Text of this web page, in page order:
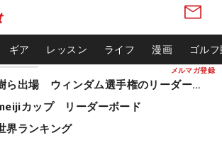
メルマガ登録
ギア レッスン ライフ 漫画 ゴル
松山英樹ら出場 ウィンダム選手権のリーダーボード
カップ リーダーボード
界ランキング